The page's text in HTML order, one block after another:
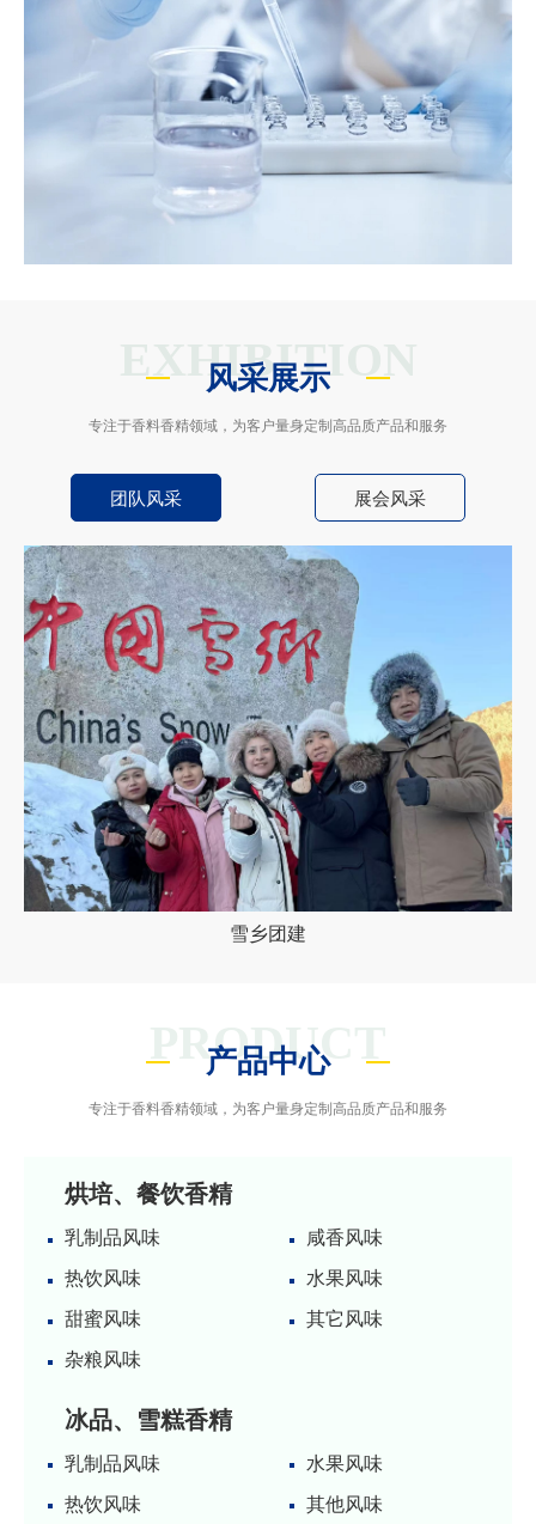
EXHIBITION
风采展示
专注于香料香精领域，为客户量身定制高品质产品和服务
团队风采 展会风采
雪乡团建
PRODUCT
产品中心
专注于香料香精领域，为客户量身定制高品质产品和服务
烘培、餐饮香精
乳制品风味
咸香风味
热饮风味
水果风味
甜蜜风味
其它风味
杂粮风味
冰品、雪糕香精
乳制品风味
水果风味
热饮风味
其他风味